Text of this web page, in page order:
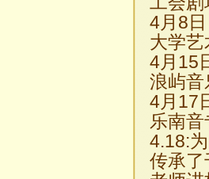
4月8
大学
4月15
浪屿音
4月17
乐南
4.18:
传承了